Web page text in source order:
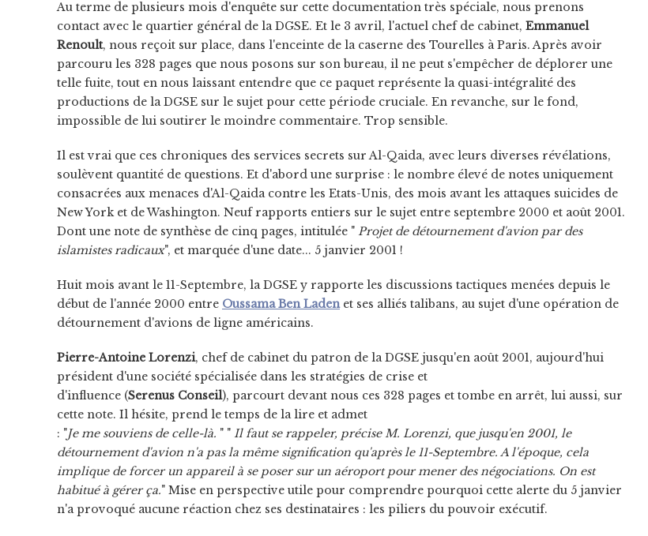
Au terme de plusieurs mois d'enquête sur cette documentation très spéciale, nous prenons
contact avec le quartier général de la DGSE. Et le 3 avril, l'actuel chef de cabinet, Emmanuel
Renoult, nous reçoit sur place, dans l'enceinte de la caserne des Tourelles à Paris. Après avoir
parcouru les 328 pages que nous posons sur son bureau, il ne peut s'empêcher de déplorer une
telle fuite, tout en nous laissant entendre que ce paquet représente la quasi-intégralité des
productions de la DGSE sur le sujet pour cette période cruciale. En revanche, sur le fond,
impossible de lui soutirer le moindre commentaire. Trop sensible.
Il est vrai que ces chroniques des services secrets sur Al-Qaida, avec leurs diverses révélations,
soulèvent quantité de questions. Et d'abord une surprise : le nombre élevé de notes uniquement
consacrées aux menaces d'Al-Qaida contre les Etats-Unis, des mois avant les attaques suicides de
New York et de Washington. Neuf rapports entiers sur le sujet entre septembre 2000 et août 2001.
Dont une note de synthèse de cinq pages, intitulée " Projet de détournement d'avion par des
islamistes radicaux", et marquée d'une date... 5 janvier 2001 !
Huit mois avant le 11-Septembre, la DGSE y rapporte les discussions tactiques menées depuis le
début de l'année 2000 entre Oussama Ben Ladenet ses alliés talibans, au sujet d'une opération de
détournement d'avions de ligne américains.
Pierre-Antoine Lorenzi, chef de cabinet du patron de la DGSE jusqu'en août 2001, aujourd'hui
président d'une société spécialisée dans les stratégies de crise et
d'influence (Serenus Conseil), parcourt devant nous ces 328 pages et tombe en arrêt, lui aussi, sur
cette note. Il hésite, prend le temps de la lire et admet
: "Je me souviens de celle-là. " " Il faut se rappeler, précise M. Lorenzi, que jusqu'en 2001, le
détournement d'avion n'a pas la même signification qu'après le 11-Septembre. A l'époque, cela
implique de forcer un appareil à se poser sur un aéroport pour mener des négociations. On est
habitué à gérer ça." Mise en perspective utile pour comprendre pourquoi cette alerte du 5 janvier
n'a provoqué aucune réaction chez ses destinataires : les piliers du pouvoir exécutif.